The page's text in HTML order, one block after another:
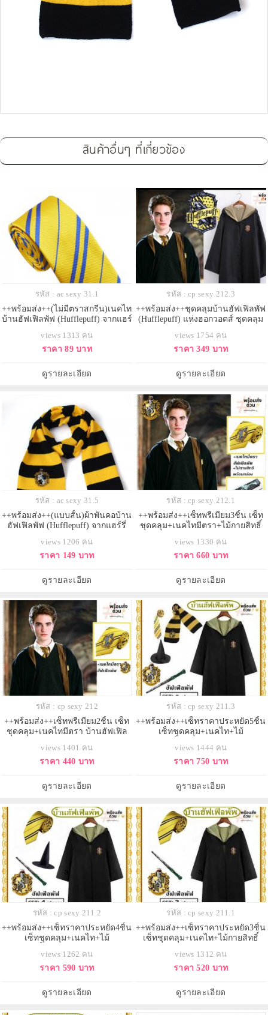
สินค้าอื่นๆ ที่เกี่ยวข้อง
รหัส : ac sexy 31.1
++พร้อมส่ง++(ไม่มีตราสกรีน)เนคไท
บ้านฮัฟเฟิลพัฟ (Hufflepuff) จากแฮร์
views 1313 คน
ราคา 89 บาท
ดูรายละเอียด
รหัส : cp sexy 212.3
++พร้อมส่ง++ชุดคลุมบ้านฮัฟเฟิลพัฟ
(Hufflepuff) แห่งฮอกวอตส์ ชุดคลุม
views 1754 คน
ราคา 349 บาท
ดูรายละเอียด
รหัส : ac sexy 31.5
++พร้อมส่ง++(แบบสั้น)ผ้าพันคอบ้าน
ฮัฟเฟิลพัฟ (Hufflepuff) จากแฮร์รี่
views 1206 คน
ราคา 149 บาท
ดูรายละเอียด
รหัส : cp sexy 212.1
++พร้อมส่ง++เซ็ทพรีเมียม3ชิ้น เซ็ท
ชุดคลุม+เนคไทมีตรา+ไม้กายสิทธิ์
วอตส์ ชุดคลุมแฮรี่พอตเตอร์
views 1330 คน
ราคา 660 บาท
ดูรายละเอียด
รหัส : cp sexy 212
++พร้อมส่ง++เซ็ทพรีเมียม2ชิ้น เซ็ท
ชุดคลุม+เนคไทมีตรา บ้านฮัฟเฟิล
คลุมแฮรี่พอตเตอร์
views 1401 คน
ราคา 440 บาท
ดูรายละเอียด
รหัส : cp sexy 211.3
++พร้อมส่ง++เซ็ทราคาประหยัด5ชิ้น
เซ็ทชุดคลุม+เนคไท+ไม้
ฮัฟเฟิลพัฟ (Hufflepuff) แห่งฮอก
วอตส์ ชุดคลุมแฮรี่พอตเตอร์
views 1444 คน
ราคา 750 บาท
ดูรายละเอียด
รหัส : cp sexy 211.2
++พร้อมส่ง++เซ็ทราคาประหยัด4ชิ้น
เซ็ทชุดคลุม+เนคไท+ไม้
(Hufflepuff) แห่งฮอกวอตส์ ชุดคลุม
แฮรี่พอตเตอร์
views 1262 คน
ราคา 590 บาท
ดูรายละเอียด
รหัส : cp sexy 211.1
++พร้อมส่ง++เซ็ทราคาประหยัด3ชิ้น
เซ็ทชุดคลุม+เนคไท+ไม้กายสิทธิ์
วอตส์ ชุดคลุมแฮรี่พอตเตอร์
views 1312 คน
ราคา 520 บาท
ดูรายละเอียด